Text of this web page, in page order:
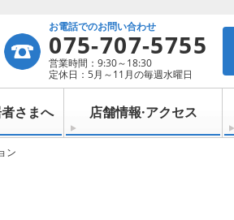
お電話でのお問い合わせ
075-707-5755
営業時間：9:30～18:30
定休日：5月～11月の毎週水曜日
さまへ 店舗情報·アクセス
ン